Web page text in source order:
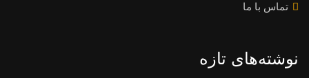
تماس با ما
نوشته‌های تازه